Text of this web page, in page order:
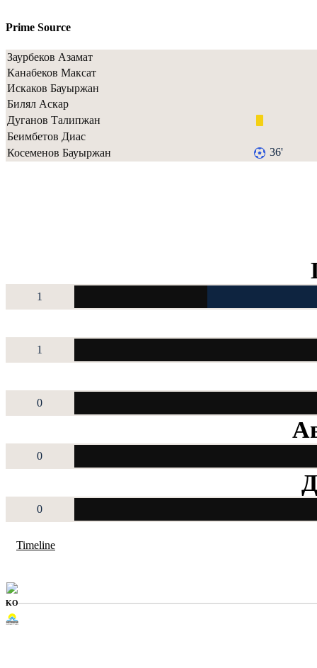
Prime Source
Заурбеков Азамат
Канабеков Максат
Искаков Бауыржан
Билял Аскар
Дуганов Талипжан
Беимбетов Диас
Косеменов Бауыржан
36'
1
1
0
0
0
Timeline
KO